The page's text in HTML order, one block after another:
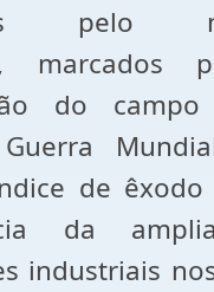
pelo
marcados
do
de
da
industriais